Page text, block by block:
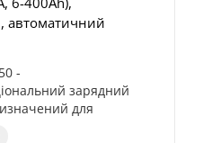
автоматичний
-
зарядний
для